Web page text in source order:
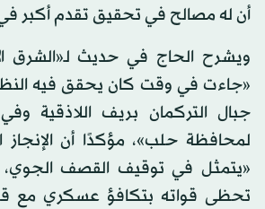
أن له مصالح في تحقيق تقدم أكبر
ويشرح الحاج في حديث لـ«الشرق
«جاءت في وقت كان يحقق فيه
جبال التركمان بريف اللاذقية
لمحافظة حلب»، مؤكدًا أن الإنجاز
«يتمثل في توقيف القصف الجوي،
تحظى قواته بتكافؤ عسكري مع